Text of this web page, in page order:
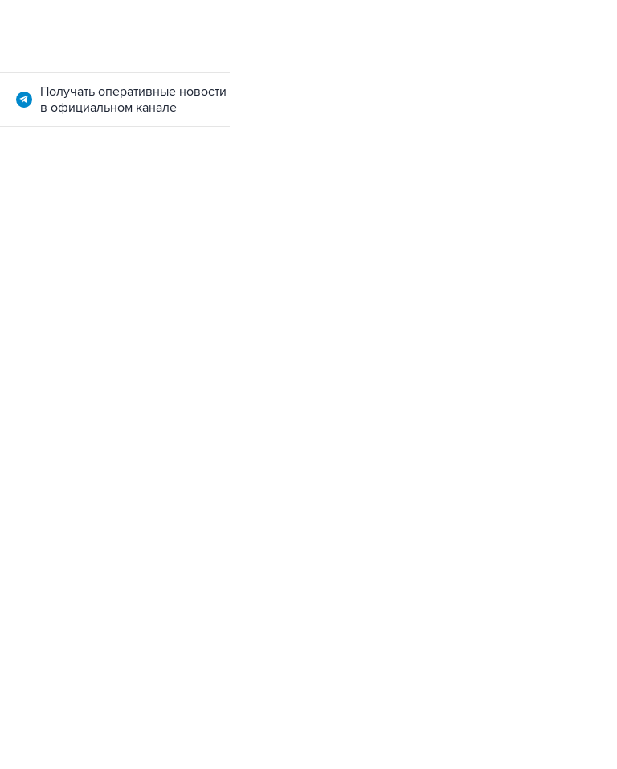
Получать оперативные новости
в официальном канале